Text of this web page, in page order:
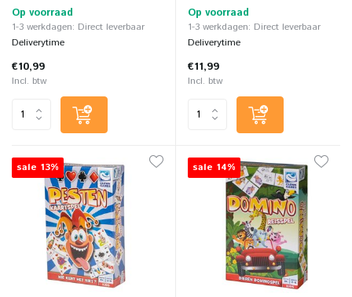
Op voorraad
1-3 werkdagen: Direct leverbaar
Deliverytime
€10,99
Incl. btw
Op voorraad
1-3 werkdagen: Direct leverbaar
Deliverytime
€11,99
Incl. btw
sale 13% sale 14%